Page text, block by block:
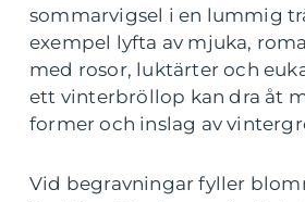
sommarvigsel i en lummig
exempel lyfta av mjuka,
med rosor, luktärter och
ett vinterbröllop kan dra åt
former och inslag av
Vid begravningar fyller